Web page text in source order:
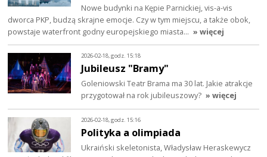
Nowe budynki na Kępie Parnickiej, vis-a-vis
dworca PKP, budzą skrajne emocje. Czy w tym miejscu, a także obok,
powstaje waterfront godny europejskiego miasta… » więcej
2026-02-18, godz. 15:18
Jubileusz "Bramy"
Goleniowski Teatr Brama ma 30 lat. Jakie atrakcje
przygotował na rok jubileuszowy? » więcej
2026-02-18, godz. 15:16
Polityka a olimpiada
Ukraiński skeletonista, Władysław Heraskewycz